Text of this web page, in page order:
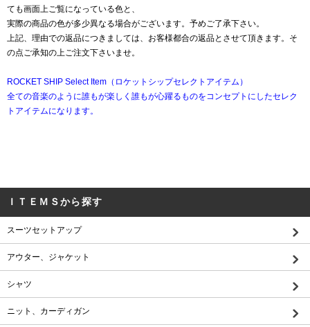
ても画面上ご覧になっている色と、
実際の商品の色が多少異なる場合がございます。予めご了承下さい。
上記、理由での返品につきましては、お客様都合の返品とさせて頂きます。そ
の点ご承知の上ご注文下さいませ。
ROCKET SHIP Select Item（ロケットシップセレクトアイテム）
全ての音楽のように誰もが楽しく誰もが心躍るものをコンセプトにしたセレク
トアイテムになります。
ＩＴＥＭＳから探す
スーツセットアップ
アウター、ジャケット
シャツ
ニット、カーディガン